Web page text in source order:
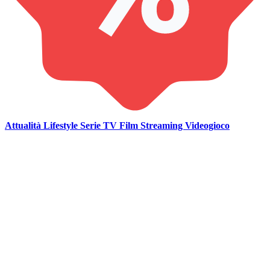
Attualità Lifestyle Serie TV Film Streaming Videogioco